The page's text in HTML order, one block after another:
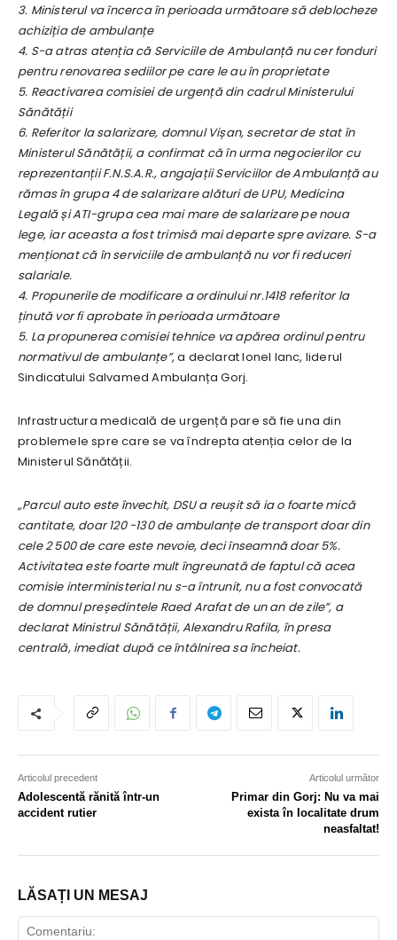
3. Ministerul va încerca în perioada următoare să deblocheze
achiziția de ambulanțe
4. S-a atras atenția că Serviciile de Ambulanță nu cer fonduri
pentru renovarea sediilor pe care le au în proprietate
5. Reactivarea comisiei de urgență din cadrul Ministerului
Sănătății
6. Referitor la salarizare, domnul Vișan, secretar de stat în
Ministerul Sănătății, a confirmat că în urma negocierilor cu
reprezentanții F.N.S.A.R., angajații Serviciilor de Ambulanță au
rămas în grupa 4 de salarizare alături de UPU, Medicina
Legală și ATI-grupa cea mai mare de salarizare pe noua
lege, iar aceasta a fost trimisă mai departe spre avizare. S-a
menționat că în serviciile de ambulanță nu vor fi reduceri
salariale.
4. Propunerile de modificare a ordinului nr.1418 referitor la
ținută vor fi aprobate în perioada următoare
5. La propunerea comisiei tehnice va apărea ordinul pentru
normativul de ambulanțe”, a declarat Ionel Ianc, liderul
Sindicatului Salvamed Ambulanța Gorj.
Infrastructura medicală de urgență pare să fie una din
problemele spre care se va îndrepta atenția celor de la
Ministerul Sănătății.
„Parcul auto este învechit, DSU a reușit să ia o foarte mică
cantitate, doar 120 -130 de ambulanțe de transport doar din
cele 2 500 de care este nevoie, deci înseamnă doar 5%.
Activitatea este foarte mult îngreunată de faptul că acea
comisie interministerial nu s-a întrunit, nu a fost convocată
de domnul președintele Raed Arafat de un an de zile”, a
declarat Ministrul Sănătății, Alexandru Rafila, în presa
centrală, imediat după ce întâlnirea sa încheiat.
Articolul precedent
Adolescentă rănită într-un
accident rutier
Articolul următor
Primar din Gorj: Nu va mai
exista în localitate drum
neasfaltat!
LĂSAȚI UN MESAJ